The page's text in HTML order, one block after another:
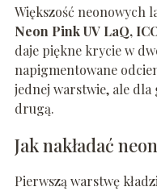
Większość neonowych
Neon Pink UV LaQ,
daje piękne krycie w
napigmentowane
jednej warstwie, ale dla
drugą.
Jak nakładać
Pierwszą warstwę